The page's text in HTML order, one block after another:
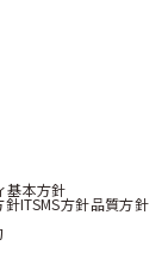
基本方針
針ITSMS方針品質方針